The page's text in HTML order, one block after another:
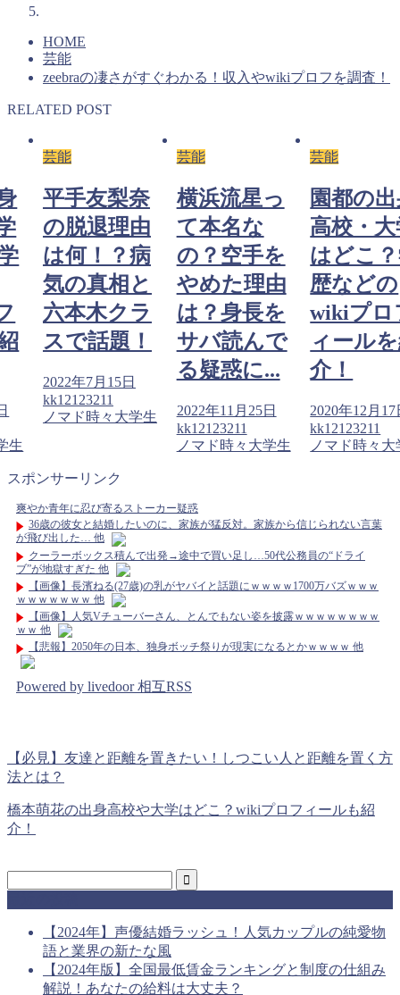
HOME
芸能
zeebraの凄さがすぐわかる！収入やwikiプロフを調査！
RELATED POST
生
芸能
平手友梨奈
の脱退理由
は何！？病
気の真相と
六本木クラ
スで話題！
2022年7月15日
kk12123211
ノマド時々大学生
芸能
横浜流星っ
て本名な
の？空手を
やめた理由
は？身長を
サバ読んで
る疑惑に...
2022年11月25日
kk12123211
ノマド時々大学生
芸能
園都の
高校・
はどこ
歴などの
wikiプロ
ィール
介！
2020年12月17
kk12123211
ノマド時々大
スポンサーリンク
爽やか青年に忍び寄るストーカー疑惑
36歳の彼女と結婚したいのに、家族が猛反対。家族から信じられない言葉
が飛び出した… 他
クーラーボックス積んで出発→途中で買い足し…50代公務員の“ドライ
ブ”が地獄すぎた 他
【画像】長濱ねる(27歳)の乳がヤバイと話題にｗｗｗｗ1700万バズｗｗｗ
ｗｗｗｗｗｗｗ 他
【画像】人気Vチューバーさん、とんでもない姿を披露ｗｗｗｗｗｗｗｗ
ｗｗ 他
【悲報】2050年の日本、独身ボッチ祭りが現実になるとかｗｗｗｗ 他
Powered by livedoor 相互RSS
【必見】友達と距離を置きたい！しつこい人と距離を置く方
法とは？
橋本萌花の出身高校や大学はどこ？wikiプロフィールも紹
介！
【2024年】声優結婚ラッシュ！人気カップルの純愛物
語と業界の新たな風
【2024年版】全国最低賃金ランキングと制度の仕組み
解説！あなたの給料は大丈夫？